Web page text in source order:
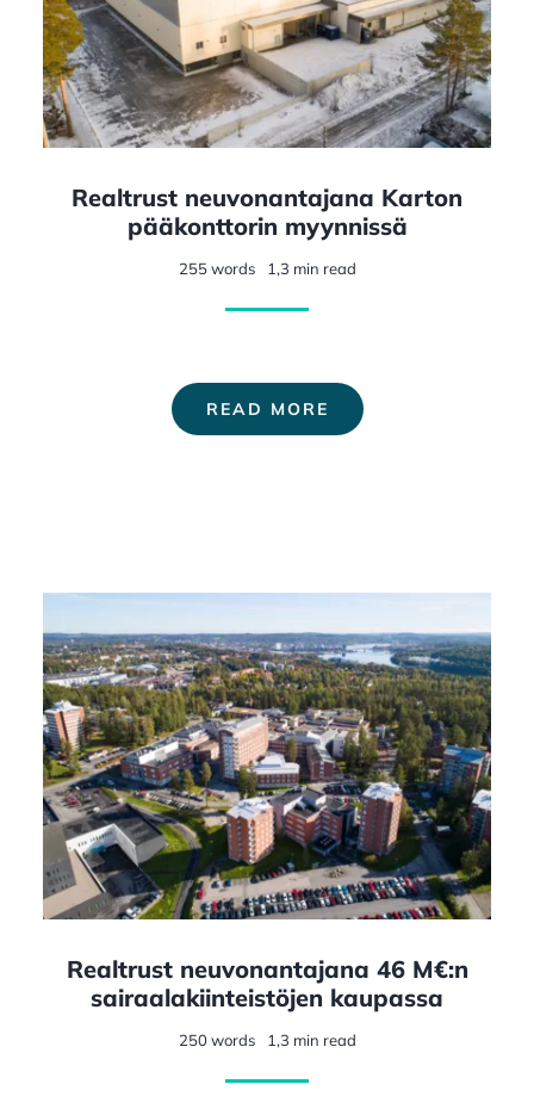
Realtrust neuvonantajana Karton
pääkonttorin myynnissä
255 words 1,3 min read
READ MORE
Realtrust neuvonantajana 46 M€:n
sairaalakiinteistöjen kaupassa
250 words 1,3 min read